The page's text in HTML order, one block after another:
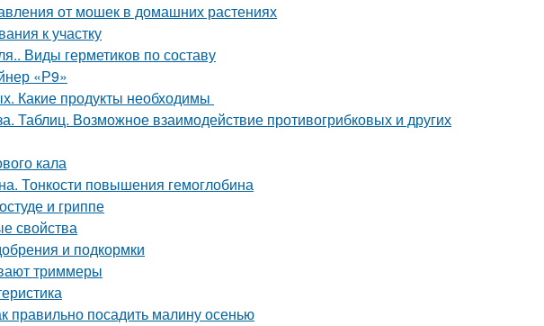
от мошек в домашних растениях
к участку
Виды герметиков по составу
«Р9»
Какие продукты необходимы
Таблиц. Возможное взаимодействие противогрибковых и других
кала
Тонкости повышения гемоглобина
и гриппе
свойства
и подкормки
триммеры
правильно посадить малину осенью